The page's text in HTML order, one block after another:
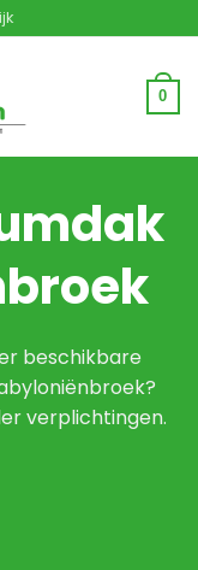
0
beschikbare
verplichtingen.